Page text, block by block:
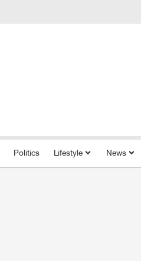
Politics Lifestyle News